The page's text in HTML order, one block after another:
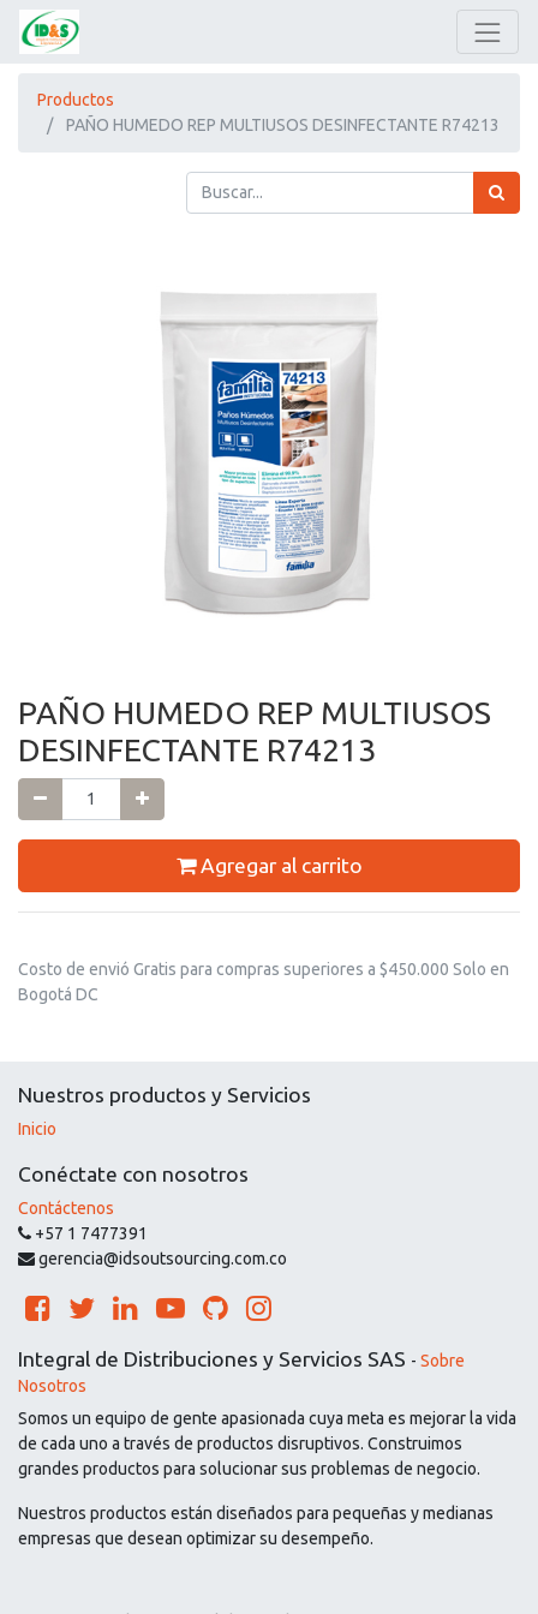
Productos
PAÑO HUMEDO REP MULTIUSOS DESINFECTANTE R74213
PAÑO HUMEDO REP MULTIUSOS
DESINFECTANTE R74213
Agregar al carrito
Costo de envió Gratis para compras superiores a $450.000 Solo en
Bogotá DC
Nuestros productos y Servicios
Inicio
Conéctate con nosotros
Contáctenos
+57 1 7477391
gerencia@idsoutsourcing.com.co
Integral de Distribuciones y Servicios SAS - Sobre
Nosotros
Somos un equipo de gente apasionada cuya meta es mejorar la vida
de cada uno a través de productos disruptivos. Construimos
grandes productos para solucionar sus problemas de negocio.
Nuestros productos están diseñados para pequeñas y medianas
empresas que desean optimizar su desempeño.